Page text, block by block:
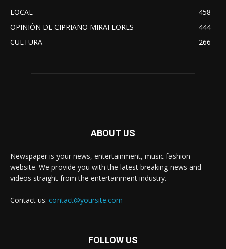
LOCAL
458
OPINIÓN DE CIPRIANO MIRAFLORES
444
CULTURA
266
ABOUT US
Newspaper is your news, entertainment, music fashion
website. We provide you with the latest breaking news and
videos straight from the entertainment industry.
Contact us: contact@yoursite.com
FOLLOW US